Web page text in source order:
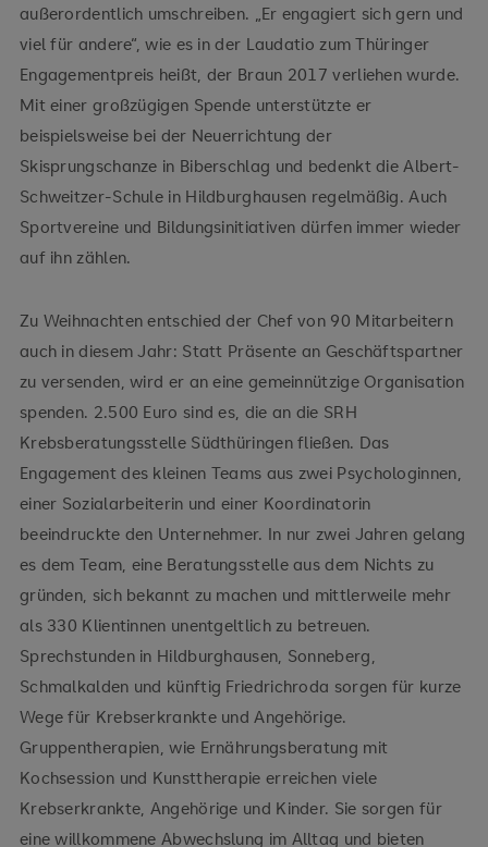
außerordentlich umschreiben. „Er engagiert sich gern und
viel für andere“, wie es in der Laudatio zum Thüringer
Engagementpreis heißt, der Braun 2017 verliehen wurde.
Mit einer großzügigen Spende unterstützte er
beispielsweise bei der Neuerrichtung der
Skisprungschanze in Biberschlag und bedenkt die Albert-
Schweitzer-Schule in Hildburghausen regelmäßig. Auch
Sportvereine und Bildungsinitiativen dürfen immer wieder
auf ihn zählen.
Zu Weihnachten entschied der Chef von 90 Mitarbeitern
auch in diesem Jahr: Statt Präsente an Geschäftspartner
zu versenden, wird er an eine gemeinnützige Organisation
spenden. 2.500 Euro sind es, die an die SRH
Krebsberatungsstelle Südthüringen fließen. Das
Engagement des kleinen Teams aus zwei Psychologinnen,
einer Sozialarbeiterin und einer Koordinatorin
beeindruckte den Unternehmer. In nur zwei Jahren gelang
es dem Team, eine Beratungsstelle aus dem Nichts zu
gründen, sich bekannt zu machen und mittlerweile mehr
als 330 Klientinnen unentgeltlich zu betreuen.
Sprechstunden in Hildburghausen, Sonneberg,
Schmalkalden und künftig Friedrichroda sorgen für kurze
Wege für Krebserkrankte und Angehörige.
Gruppentherapien, wie Ernährungsberatung mit
Kochsession und Kunsttherapie erreichen viele
Krebserkrankte, Angehörige und Kinder. Sie sorgen für
eine willkommene Abwechslung im Alltag und bieten